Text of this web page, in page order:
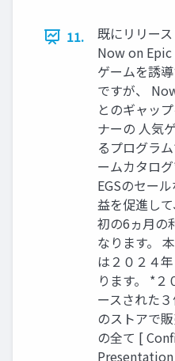
11.
既にリリース
Now on
ゲームを誘
ですが、
とのギャッ
ナーの 人気
るプログラ
ームカタログ
EGSのセー
益を促進し
初の6ヵ月の
なります。
は２０２４
ります。 *２
ースされた
のストアで
の全て [